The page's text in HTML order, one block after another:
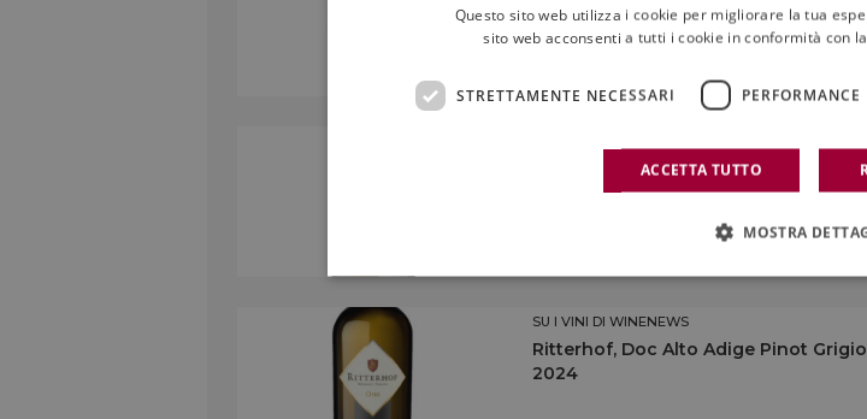
Centopassi, Doc Sicilia Grillo Rocce
Longa 2024
SU I VINI DI WINENEWS
Ritterhof, Doc Alto Adige Pinot
2024
Questo sito web utilizza i cookie per migliorare la tua
sito web acconsenti a tutti i cookie in conformità con
STRETTAMENTE NECESSARI PERFORMANCE
ACCETTA TUTTO
MOSTRA